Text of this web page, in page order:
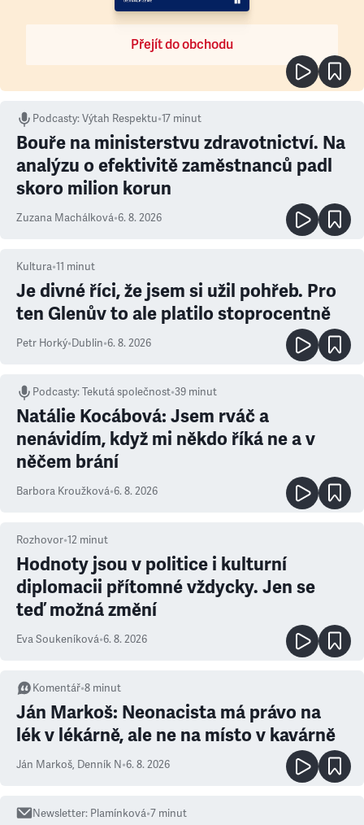
Přejít do obchodu
Podcasty:Výtah Respektu•17 minut
Bouře na ministerstvu zdravotnictví. Na
analýzu o efektivitě zaměstnanců padl
skoro milion korun
Zuzana Machálková•6. 8. 2026
Kultura•11 minut
Je divné říci, že jsem si užil pohřeb. Pro
ten Glenův to ale platilo stoprocentně
Petr Horký•Dublin•6. 8. 2026
Podcasty:Tekutá společnost•39 minut
Natálie Kocábová: Jsem rváč a
nenávidím, když mi někdo říká ne a v
něčem brání
Barbora Kroužková•6. 8. 2026
Rozhovor•12 minut
Hodnoty jsou v politice i kulturní
diplomacii přítomné vždycky. Jen se
teď možná změní
Eva Soukeníková•6. 8. 2026
Komentář•8 minut
Ján Markoš: Neonacista má právo na
lék v lékárně, ale ne na místo v kavárně
Ján Markoš, Denník N•6. 8. 2026
Newsletter: Plamínková•7 minut